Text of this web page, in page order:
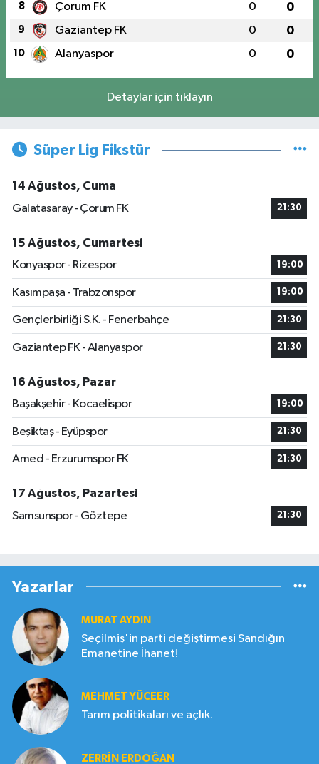
8 Çorum FK 0 0
9 Gaziantep FK 0 0
10 Alanyaspor 0 0
Detaylar için tıklayın
Süper Lig Fikstür
14 Ağustos, Cuma
Galatasaray - Çorum FK
21:30
15 Ağustos, Cumartesi
Konyaspor - Rizespor
19:00
Kasımpaşa - Trabzonspor 19:00
Gençlerbirliği S.K. - Fenerbahçe 21:30
Gaziantep FK - Alanyaspor 21:30
16 Ağustos, Pazar
Başakşehir - Kocaelispor
19:00
Beşiktaş - Eyüpspor 21:30
Amed - Erzurumspor FK 21:30
17 Ağustos, Pazartesi
Samsunspor - Göztepe
21:30
Yazarlar
MURAT AYDIN
Seçilmiş'in parti değiştirmesi Sandığın
Emanetine İhanet!
MEHMET YÜCEER
Tarım politikaları ve açlık.
ZERRIN ERDOĞAN